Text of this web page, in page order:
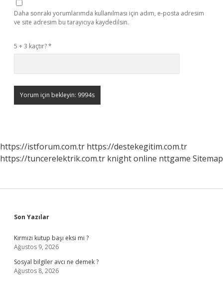
Daha sonraki yorumlarımda kullanılması için adım, e-posta adresim
ve site adresim bu tarayıcıya kaydedilsin.
5 + 3 kaçtır?*
https://istforum.com.tr https://destekegitim.com.tr
https://tuncerelektrik.com.tr knight online nttgame Sitemap
Sidebar
Son Yazılar
Kırmızı kutup başı eksi mi ?
Ağustos 9, 2026
Sosyal bilgiler avcı ne demek ?
Ağustos 8, 2026